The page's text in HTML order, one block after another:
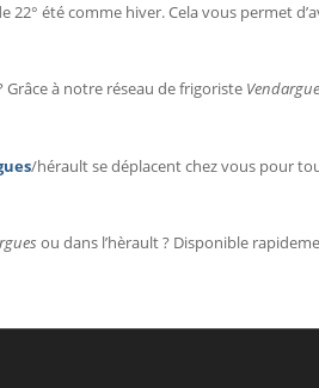
été comme hiver. Cela vous permet
Grâce à notre réseau de frigoriste
/hérault se déplacent chez vous pour
ou dans l’hèrault ? Disponible